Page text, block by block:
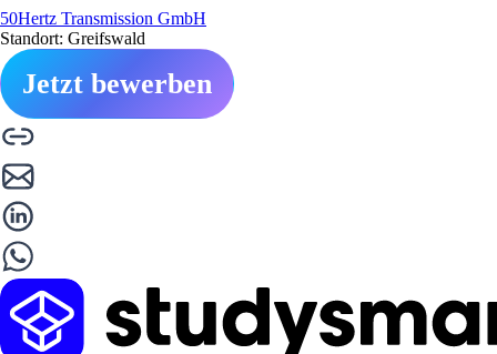
50Hertz Transmission GmbH
Standort: Greifswald
Jetzt bewerben